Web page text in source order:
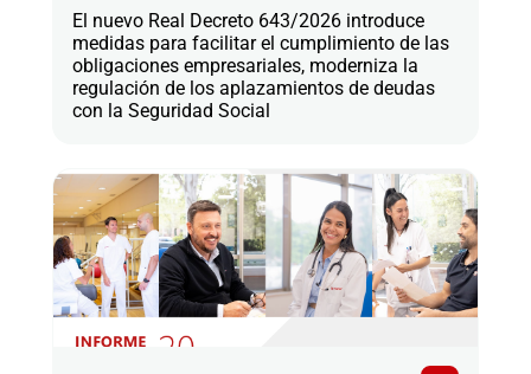
El nuevo Real Decreto 643/2026 introduce
medidas para facilitar el cumplimiento de las
obligaciones empresariales, moderniza la
regulación de los aplazamientos de deudas
con la Seguridad Social